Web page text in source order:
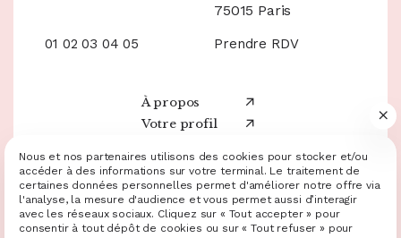
05 49 20 60 20
Demande de devis
Facebook
75015 Paris
À propos
Votre profil
Ressources
Nos annonces
01 02 03 04 05 Prendre RDV
Nous et nos partenaires utilisons des cookies pour stocker et/ou
accéder à des informations sur votre terminal. Le traitement de
certaines données personnelles permet d'améliorer notre offre via
l'analyse, la mesure d'audience et vous permet aussi d’interagir
avec les réseaux sociaux. Cliquez sur « Tout accepter » pour
consentir à tout dépôt de cookies ou sur « Tout refuser » pour